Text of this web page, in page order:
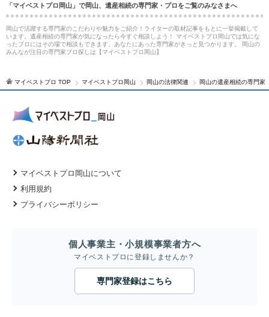
「マイベストプロ岡山」で岡山、遺産相続の専門家・プロをご覧のみなさまへ
岡山で活躍する専門家のこだわりや魅力をご紹介！ライターの取材記事をもとに一挙掲載して
います。遺産相続の専門家が気になったら今すぐ相談しよう！ マイベストプロ岡山では気にな
ったプロにはその場で相談もできます。あなたにあった専門家がきっと見つかります。 岡山の
みんなが注目の専門家プロ探しは【マイベストプロ岡山】
マイベストプロ TOP マイベストプロ岡山 岡山の法律関連 岡山の遺産相続の専門家
マイベストプロ岡山について
利用規約
プライバシーポリシー
個人事業主・小規模事業者方へ
マイベストプロに登録しませんか？
専門家登録はこちら